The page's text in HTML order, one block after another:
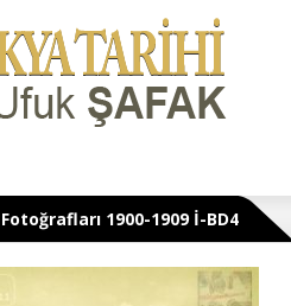
1900-1909 İ-BD4